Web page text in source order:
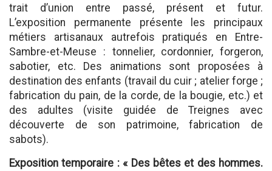
trait d’union entre passé, présent et futur.
L’exposition permanente présente les principaux
métiers artisanaux autrefois pratiqués en Entre-
Sambre-et-Meuse : tonnelier, cordonnier, forgeron,
sabotier, etc. Des animations sont proposées à
destination des enfants (travail du cuir ; atelier forge ;
fabrication du pain, de la corde, de la bougie, etc.) et
des adultes (visite guidée de Treignes avec
découverte de son patrimoine, fabrication de
sabots).
Exposition temporaire : « Des bêtes et des hommes.